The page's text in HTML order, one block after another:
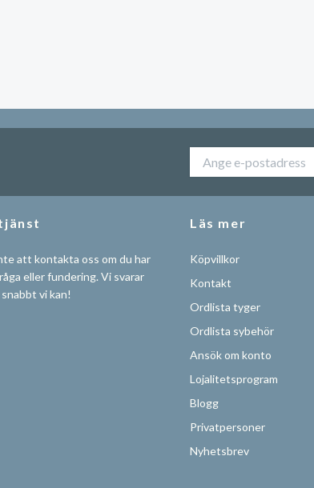
att kontakta oss om du har
eller fundering. Vi svarar
vi kan!
Läs mer
Köpvillkor
Kontakt
Ordlista tyger
Ordlista sybehör
Ansök om konto
Lojalitetsprogram
Blogg
Privatpersoner
Nyhetsbrev